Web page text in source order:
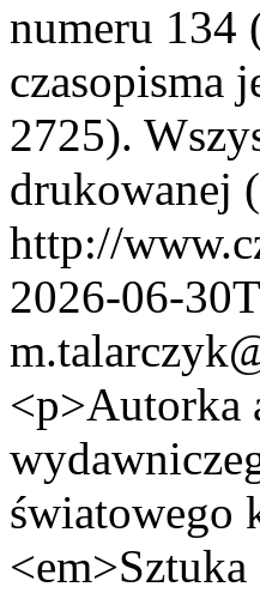
numeru 134
czasopisma
2725).
drukowanej
http://
2026-06-
<p>Autorka
światowego